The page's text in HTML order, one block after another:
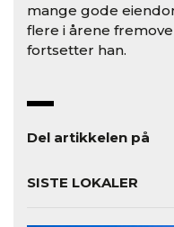
mange gode
flere i årene
fortsetter han.
Del artikkelen på
SISTE LOKALER